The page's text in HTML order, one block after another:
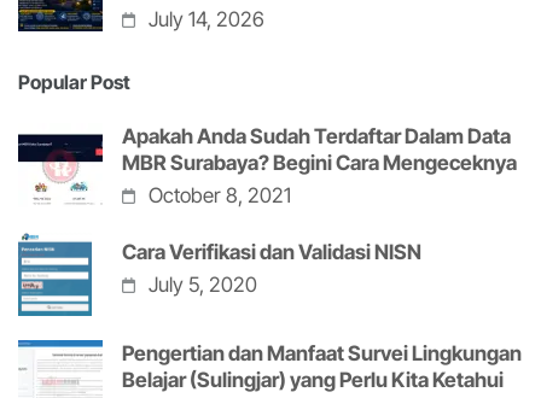
July 14, 2026
Popular Post
Apakah Anda Sudah Terdaftar Dalam Data
MBR Surabaya? Begini Cara Mengeceknya
October 8, 2021
Cara Verifikasi dan Validasi NISN
July 5, 2020
Pengertian dan Manfaat Survei Lingkungan
Belajar (Sulingjar) yang Perlu Kita Ketahui